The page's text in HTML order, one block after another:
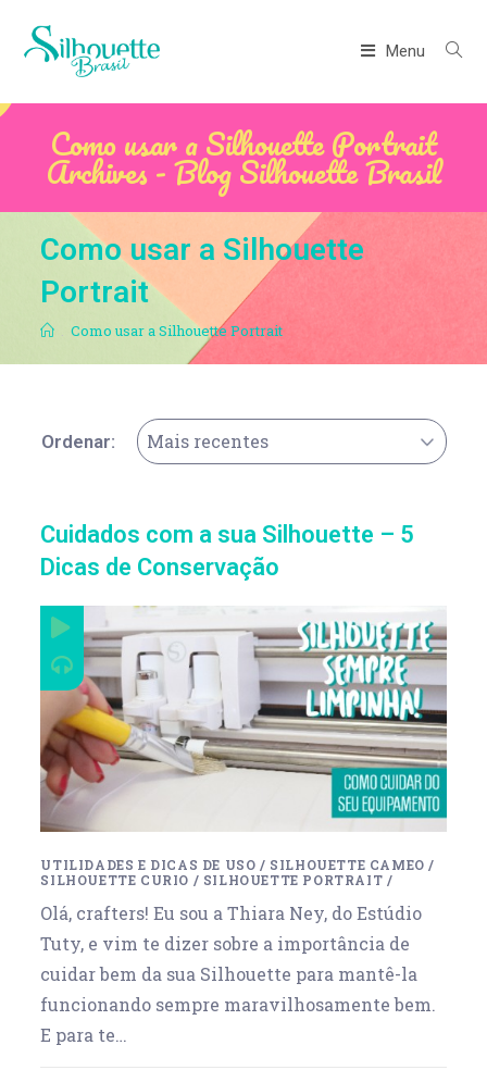
Menu
Como usar a Silhouette Portrait
Archives - Blog Silhouette Brasil
Como usar a Silhouette
Portrait
. Como usar a Silhouette Portrait
Ordenar: Mais recentes
Cuidados com a sua Silhouette – 5
Dicas de Conservação
UTILIDADES E DICAS DE USO / SILHOUETTE CAMEO /
SILHOUETTE CURIO / SILHOUETTE PORTRAIT /
Olá, crafters! Eu sou a Thiara Ney, do Estúdio
Tuty, e vim te dizer sobre a importância de
cuidar bem da sua Silhouette para mantê-la
funcionando sempre maravilhosamente bem.
E para te…